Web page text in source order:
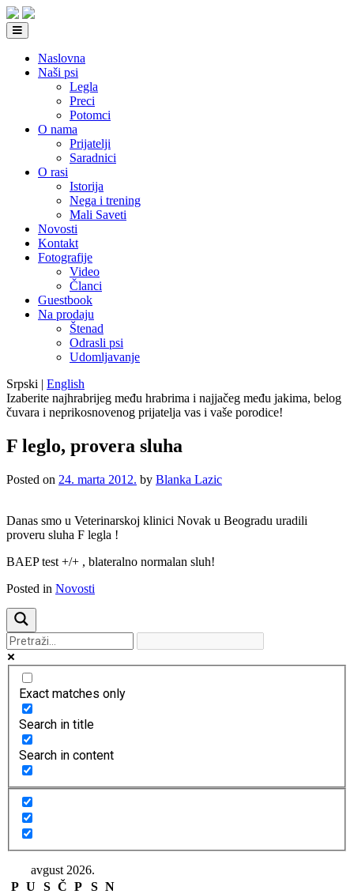
Naslovna
Naši psi
Legla
Preci
Potomci
O nama
Prijatelji
Saradnici
O rasi
Istorija
Nega i trening
Mali Saveti
Novosti
Kontakt
Fotografije
Video
Članci
Guestbook
Na prodaju
Štenad
Odrasli psi
Udomljavanje
Srpski | English
Izaberite najhrabrijeg među hrabrima i najjačeg među jakima, belog
čuvara i neprikosnovenog prijatelja vas i vaše porodice!
F leglo, provera sluha
Posted on 24. marta 2012. by Blanka Lazic
Danas smo u Veterinarskoj klinici Novak u Beogradu uradili
proveru sluha F legla !
BAEP test +/+ , blateralno normalan sluh!
Posted in Novosti
Exact matches only
Search in title
Search in content
avgust 2026.
P U S Č P S N